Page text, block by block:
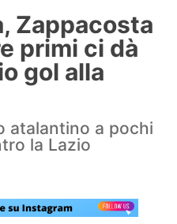
Zappacosta
primi ci dà
gol alla
atalantino a pochi
la Lazio